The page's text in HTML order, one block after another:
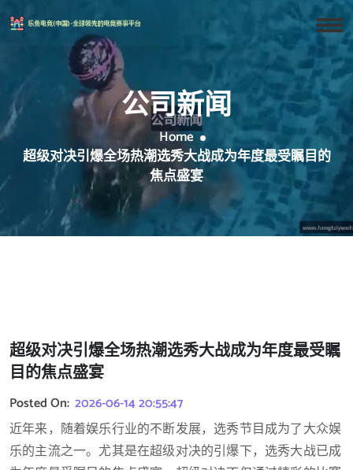
公司新闻
Home
超级对决引爆全场热潮选秀大战成为年度最受瞩目的
焦点盛宴
超级对决引爆全场热潮选秀大战成为年度最受瞩
目的焦点盛宴
Posted On: 2026-06-14 20:55:47
近年来，随着娱乐行业的不断发展，选秀节目成为了大众娱
乐的主流之一。尤其是在超级对决的引爆下，选秀大战已成